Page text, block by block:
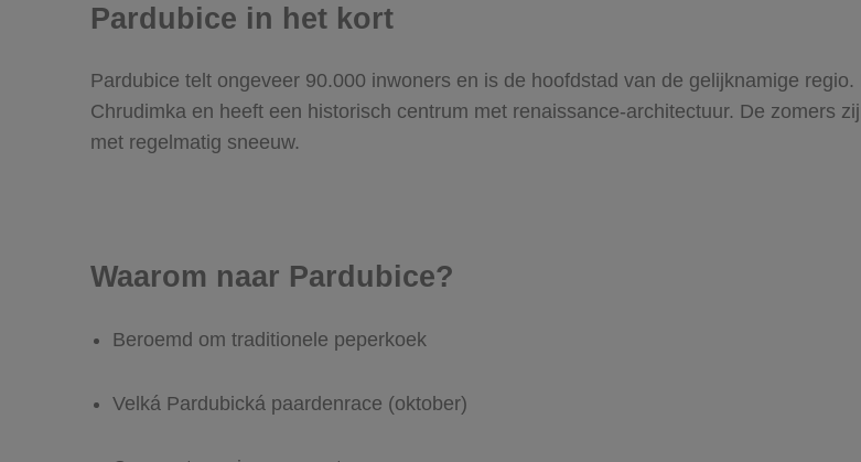
Pardubice in het kort
Pardubice telt ongeveer 90.000 inwoners en is de hoofdstad van de gelijknamige
Chrudimka en heeft een historisch centrum met renaissance-architectuur. De zomers
met regelmatig sneeuw.
Waarom naar Pardubice?
Beroemd om traditionele peperkoek
Velká Pardubická paardenrace (oktober)